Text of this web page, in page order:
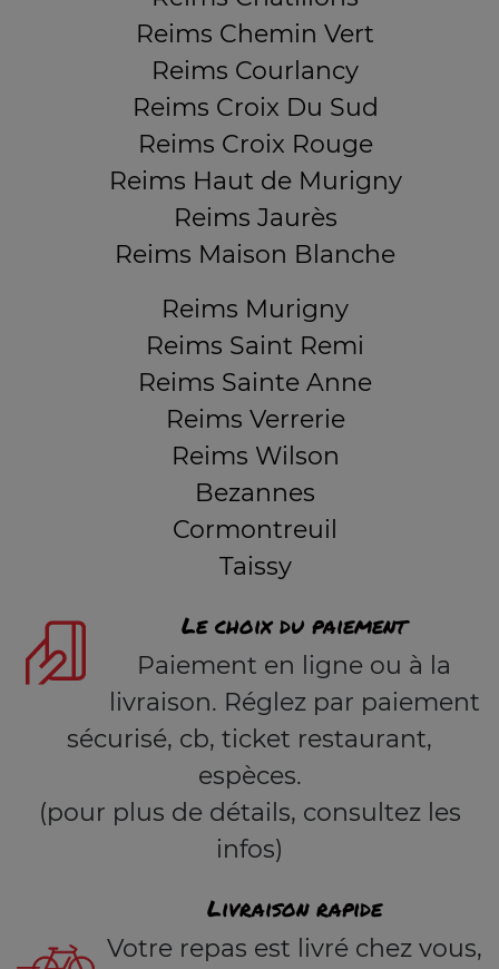
Reims Chemin Vert
Reims Courlancy
Reims Croix Du Sud
Reims Croix Rouge
Reims Haut de Murigny
Reims Jaurès
Reims Maison Blanche
Reims Murigny
Reims Saint Remi
Reims Sainte Anne
Reims Verrerie
Reims Wilson
Bezannes
Cormontreuil
Taissy
Le choix du paiement
Paiement en ligne ou à la
livraison. Réglez par paiement
sécurisé, cb, ticket restaurant,
espèces.
(pour plus de détails, consultez les
infos)
Livraison rapide
Votre repas est livré chez vous,